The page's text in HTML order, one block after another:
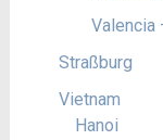
Valencia
Straßburg
Vietnam
Hanoi